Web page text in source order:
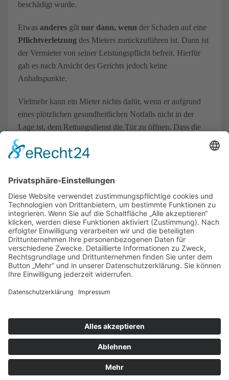
beschädigt wurde.
Etwas anderes gilt nur dann, wenn der Schaden auf eine
Pflichtverletzung des Mieters zurückzuführen ist. Dann ist
der Vermieter von seiner Leistungspflicht befreit. Hierfür
gab es nach Ansicht des Gerichts jedoch keine
Anhaltspunkte.
Vielmehr kann ein Mieter nichts dafür, wenn er aufgrund
eines plötzlichen gesundheitlichen Notfalls nicht in der
Lage ist, dem Rettungsdienst die Tür zu öffnen. Dass die
Feuerwehr die Tür nicht anders öffnen konnte, ergab sich
nach Ansicht des Gerichts daraus, dass es sich um eine
Einbruchsicherungen versehen war. Außerdem sei zu
Zurück
© R.S.B. Schmitz Bergen Frank GmbH Steuerberatungsgesellschaft
Alle Rechte vorbehalten